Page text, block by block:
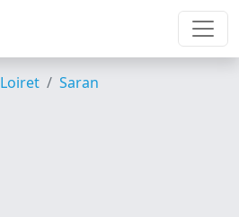
Loiret
Saran